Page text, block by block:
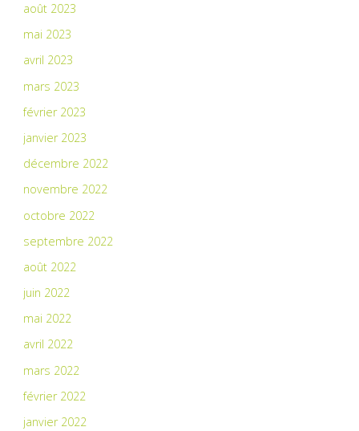
août 2023
mai 2023
avril 2023
mars 2023
février 2023
janvier 2023
décembre 2022
novembre 2022
octobre 2022
septembre 2022
août 2022
juin 2022
mai 2022
avril 2022
mars 2022
février 2022
janvier 2022